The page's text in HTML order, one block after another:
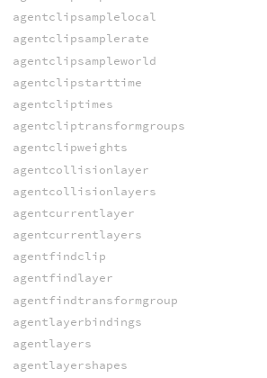
agentclipsamplelocal
agentclipsamplerate
agentclipsampleworld
agentclipstarttime
agentcliptimes
agentcliptransformgroups
agentclipweights
agentcollisionlayer
agentcollisionlayers
agentcurrentlayer
agentcurrentlayers
agentfindclip
agentfindlayer
agentfindtransformgroup
agentlayerbindings
agentlayers
agentlayershapes